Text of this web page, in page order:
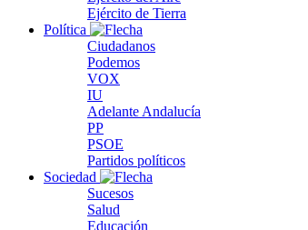
Ejército de Tierra
Política
Ciudadanos
Podemos
VOX
IU
Adelante Andalucía
PP
PSOE
Partidos políticos
Sociedad
Sucesos
Salud
Educación